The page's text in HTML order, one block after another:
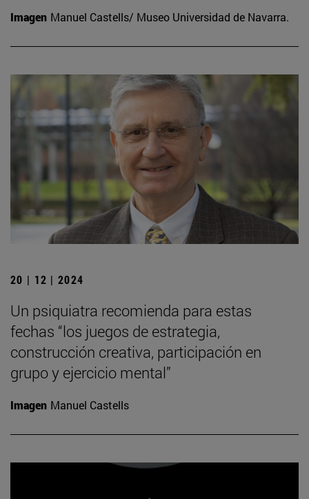
Imagen Manuel Castells/ Museo Universidad de Navarra.
20 | 12 | 2024
Un psiquiatra recomienda para estas
fechas “los juegos de estrategia,
construcción creativa, participación en
grupo y ejercicio mental”
Imagen Manuel Castells